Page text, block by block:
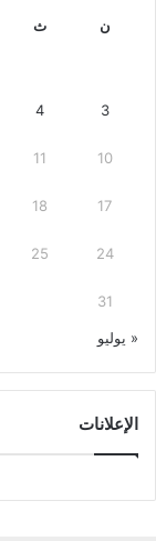
ن ث
3
4
10
11
17
18
24
25
31
« يوليو
الإعلانات